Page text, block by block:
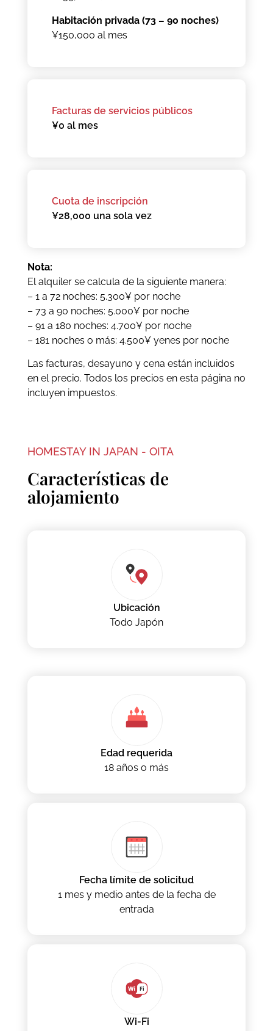
Habitación privada (73 – 90 noches)
¥150,000 al mes
Facturas de servicios públicos
¥0 al mes
Cuota de inscripción
¥28,000 una sola vez
Nota:
El alquiler se calcula de la siguiente manera:
– 1 a 72 noches: 5.300¥ por noche
– 73 a 90 noches: 5.000¥ por noche
– 91 a 180 noches: 4.700¥ por noche
– 181 noches o más: 4.500¥ yenes por noche
Las facturas, desayuno y cena están incluidos
en el precio. Todos los precios en esta página no
incluyen impuestos.
HOMESTAY IN JAPAN - OITA
Características de
alojamiento
Ubicación
Todo Japón
Edad requerida
18 años o más
Fecha límite de solicitud
1 mes y medio antes de la fecha de
entrada
Wi-Fi